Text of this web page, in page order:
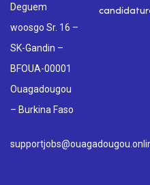
Deguem
woosgo Sr. 16 –
SK-Gandin –
BFOUA-00001
Ouagadougou
– Burkina Faso